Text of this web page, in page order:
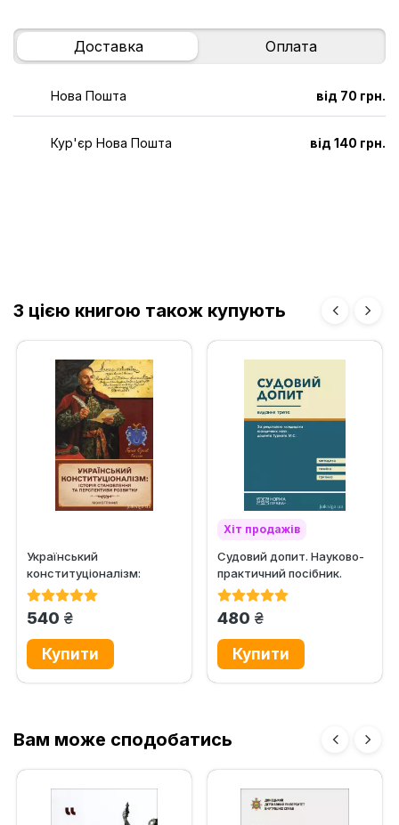
Доставка Оплата
Нова Пошта від 70 грн.
Кур'єр Нова Пошта від 140 грн.
З цією книгою також купують
Український
конституціоналізм:
історія становлення та
540 грн.
Хіт продажів
Судовий допит. Науково-
практичний посібник.
Видання третє
480 грн.
Вам може сподобатись